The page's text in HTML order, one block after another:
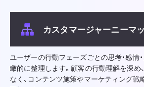
カスタマージャーニーマ
ユーザーの行動フェーズごとの思考・感情
瞰的に整理します。顧客の行動理解を深め
なく、コンテンツ施策やマーケティング戦